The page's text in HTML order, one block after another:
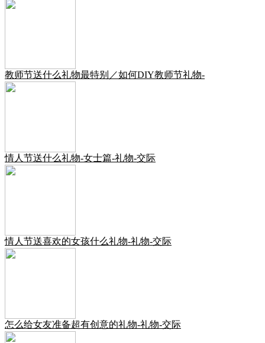
教师节送什么礼物最特别／如何DIY教师节礼物-
情人节送什么礼物-女士篇-礼物-交际
情人节送喜欢的女孩什么礼物-礼物-交际
怎么给女友准备超有创意的礼物-礼物-交际